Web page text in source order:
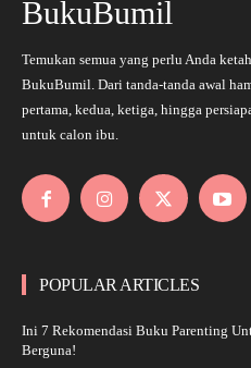
BukuBumil
Temukan semua yang perlu Anda
BukuBumil. Dari tanda-tanda awal
pertama, kedua, ketiga, hingga
untuk calon ibu.
POPULAR ARTICLES
Ini 7 Rekomendasi Buku Parenting
Berguna!